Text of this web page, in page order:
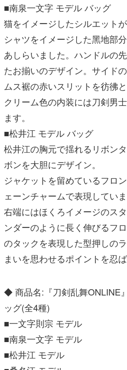
■南泉一文字 モデル バッグ
猫をイメージしたシルエット
シャツをイメージした黑地部
あしらいました。ハンドルの
たお揃いのデザイン。サイド
ムス裾の赤いスリットを彷彿
クリーム色の内装には刀剣男
ます。
■松井江 モデル バッグ
松井江の胸元で揺れるリボン
ボンを大胆にデザイン。
ジャケットを留めているフロ
ェーンチャームで表現していま
右端にはほくろイメージのス
ンダーのように⻑く伸びるフ
のタックを表現した型押しの
まいを思わせるポイントを忍ば
◆ 商品名:『刀剣乱舞ONLINE
ッグ(全4種)
■一文字則宗 モデル
■南泉一文字 モデル
■松井江 モデル